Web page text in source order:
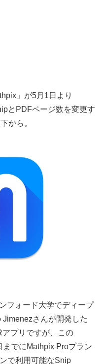
」が5月1日より
とPDFページ数を変更す
から。
フォード大学でディープ
さんが開発した
プリですが、この
でにMathpix Proプラン
で利用可能なSnip